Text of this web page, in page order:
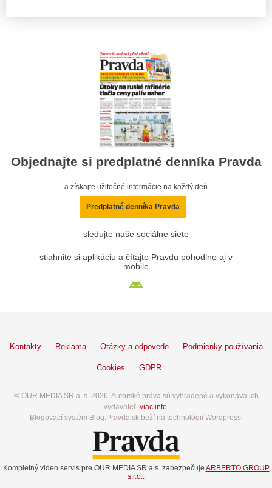
Objednajte si predplatné denníka Pravda
a získajte užitočné informácie na každý deň
Predplatné denníka Pravda
sledujte naše sociálne siete
stiahnite si aplikáciu a čítajte Pravdu pohodlne aj v
mobile
Kontakty Reklama Otázky a odpovede Podmienky používania
Cookies GDPR
© OUR MEDIA SR a. s. 2026. Autorské práva sú vyhradené a vykonáva ich
vydavateľ, viac info.
Blogovací systém Blog.Pravda.sk beží na technológií Wordpress.
Kompletný video servis pre OUR MEDIA SR a.s. zabezpečuje ARBERTO GROUP
s.r.o..